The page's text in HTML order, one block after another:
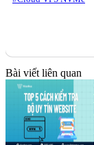
Bài viết liên quan